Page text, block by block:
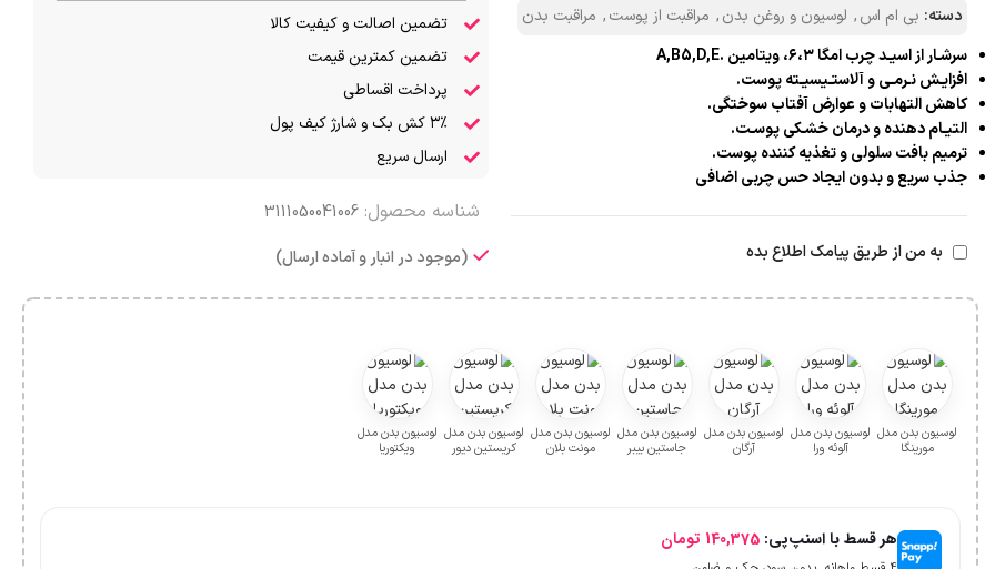
دسته: بی ام اس, لوسیون و روغن بدن, مراقبت از پوست, مراقبت بدن
سرشـار از اسیـد چرب امگا ۶،۳، ویتامین .A,B5,D,E
افزایـش نـرمـی و آلاستـیسیـته پوست.
کاهش التهابات و عوارض آفتاب سوختگی.
التیـام دهنده و درمان خشـکی پوسـت.
ترمیم بافت سلولی و تغذیه کننده پوست.
جذب سریع و بدون ایجاد حس چربی اضافی
به من از طریق پیامک اطلاع بده
تضمین اصالت و کیفیت کالا
تضمین کمترین قیمت
پرداخت اقساطی
۳٪ کش بک و شارژ کیف پول
ارسال سریع
شناسه محصول: 3111050041006
(موجود در انبار و آماده ارسال)
لوسیون بدن مدل
مورینگا
لوسیون بدن مدل
آلوئه ورا
لوسیون بدن مدل
آرگان
لوسیون بدن مدل
جاستین بیبر
لوسیون بدن مدل
مونت بلان
لوسیون بدن مدل
کریستین دیور
لوسیون بدن مدل
ویکتوریا
هر قسط با اسنپ‌پی:140,375 تومان